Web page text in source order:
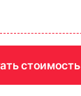
стоимость